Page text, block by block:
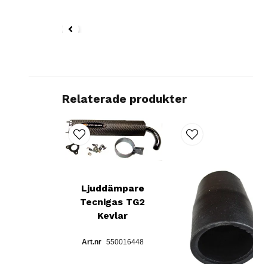
Relaterade produkter
Ljuddämpare
Tecnigas TG2
Kevlar
550016448